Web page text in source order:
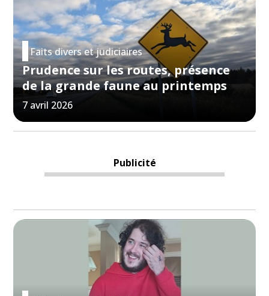
Faits divers et judiciaires
Prudence sur les routes, présence
de la grande faune au printemps
7 avril 2026
Publicité